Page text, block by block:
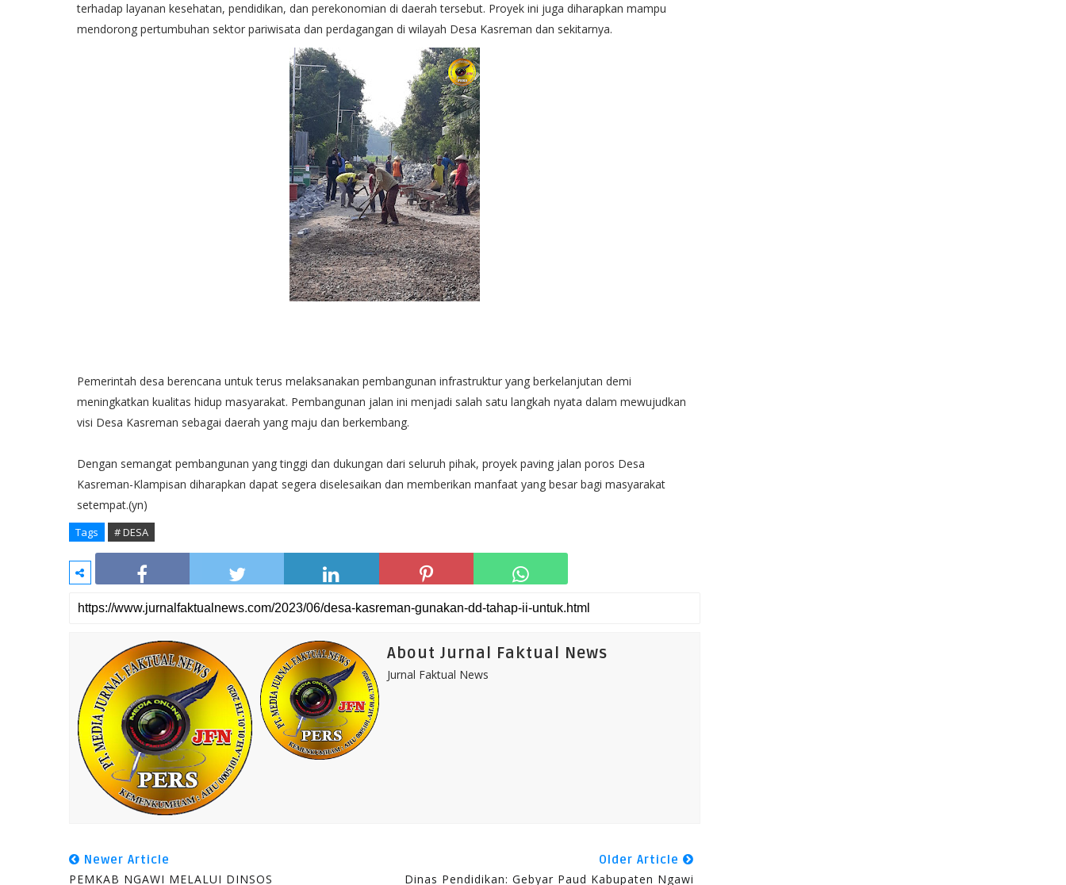
terhadap layanan kesehatan, pendidikan, dan perekonomian di daerah tersebut. Proyek ini juga diharapkan mampu
mendorong pertumbuhan sektor pariwisata dan perdagangan di wilayah Desa Kasreman dan sekitarnya.
Pemerintah desa berencana untuk terus melaksanakan pembangunan infrastruktur yang berkelanjutan demi
meningkatkan kualitas hidup masyarakat. Pembangunan jalan ini menjadi salah satu langkah nyata dalam mewujudkan
visi Desa Kasreman sebagai daerah yang maju dan berkembang.
Dengan semangat pembangunan yang tinggi dan dukungan dari seluruh pihak, proyek paving jalan poros Desa
Kasreman-Klampisan diharapkan dapat segera diselesaikan dan memberikan manfaat yang besar bagi masyarakat
setempat.(yn)
Tags # DESA
About Jurnal Faktual News
Jurnal Faktual News
Newer Article
PEMKAB NGAWI MELALUI DINSOS
Older Article
Dinas Pendidikan: Gebyar Paud Kabupaten Ngawi